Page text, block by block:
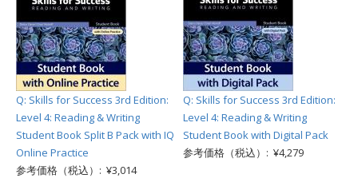
Q: Skills for Success 3rd Edition:
Level 4: Reading & Writing
Student Book Split B Pack with IQ
Online Practice
参考価格（税込）: ¥3,014
Q: Skills for Success 3rd Edition:
Level 4: Reading & Writing
Student Book with Digital Pack
参考価格（税込）: ¥4,279